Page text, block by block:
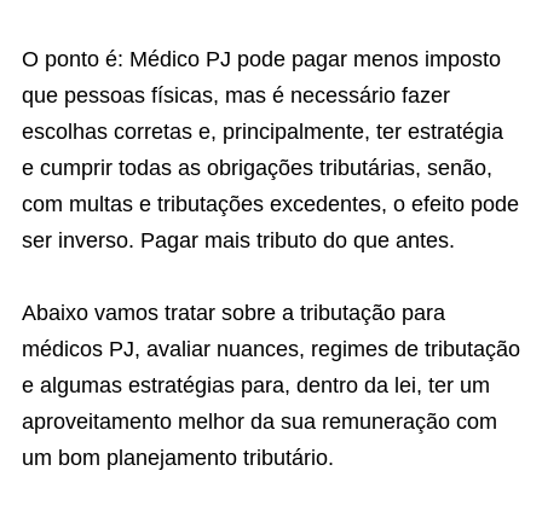
O ponto é: Médico PJ pode pagar menos imposto
que pessoas físicas, mas é necessário fazer
escolhas corretas e, principalmente, ter estratégia
e cumprir todas as obrigações tributárias, senão,
com multas e tributações excedentes, o efeito pode
ser inverso. Pagar mais tributo do que antes.
Abaixo vamos tratar sobre a tributação para
médicos PJ, avaliar nuances, regimes de tributação
e algumas estratégias para, dentro da lei, ter um
aproveitamento melhor da sua remuneração com
um bom planejamento tributário.